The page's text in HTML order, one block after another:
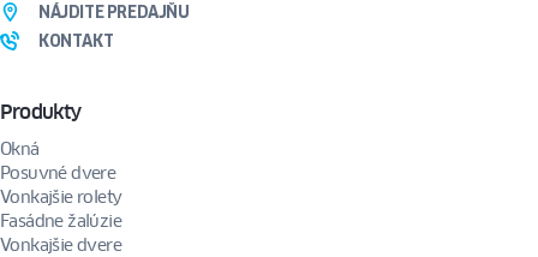
Produkty
Okná
Posuvné dvere
Vonkajšie rolety
Fasádne žalúzie
Vonkajšie dvere
NÁJDITE PREDAJŇU
KONTAKT